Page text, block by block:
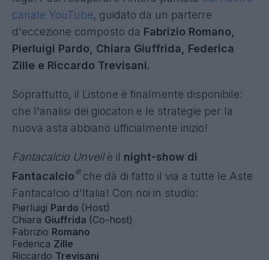
sarebbe stata memorabile . È finalmente giunto
il momento di svelare tutti i dettagli di
Fantacalcio Unveil, lo speciale night-show
firmato Fantacalcio® e dedicato al lancio del
Anche per questa stagione, l'uscita delle
quotazioni si conferma un vero e proprio evento
lega. Puoi recuperare l'intera puntata
canale YouTube, guidato da un parterre
d'eccezione composto daFabrizio Romano,
Pierluigi Pardo, Chiara Giuffrida, Federica
Zille e Riccardo Trevisani.
Soprattutto, il Listone è finalmente disponibile: